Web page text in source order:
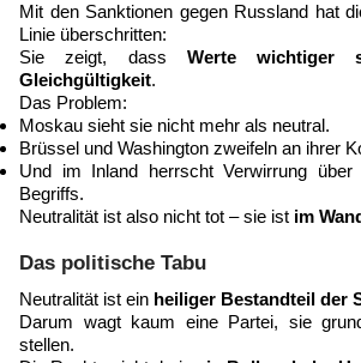
Mit den Sanktionen gegen Russland hat die Schweiz eine rote
Linie überschritten:
Sie zeigt, dass Werte wichtiger
Gleichgültigkeit.
Das Problem:
Moskau sieht sie nicht mehr als neutral.
Brüssel und Washington zweifeln an ihrer
Und im Inland herrscht Verwirrung über
Begriffs.
Neutralität ist also nicht tot – sie ist im
Das politische Tabu
Neutralität ist ein heiliger Bestandteil der
Darum wagt kaum eine Partei, sie
stellen.